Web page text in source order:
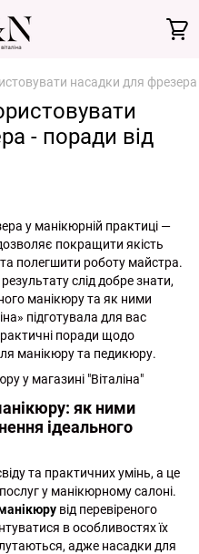
насадки для фрезера
- поради від
у манікюрній практиці —
покращити якість
полегшити роботу майстра.
слід добре знати,
манікюру та як ними
підготувала для вас
поради щодо
манікюру та педикюру.
як ними
ідеального
та практичних умінь, а це
у манікюрному салоні.
від перевіреного
в особливостях їх
адже насадки для